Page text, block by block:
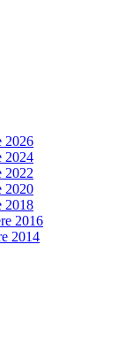
2026
2024
2022
2020
2018
2016
2014